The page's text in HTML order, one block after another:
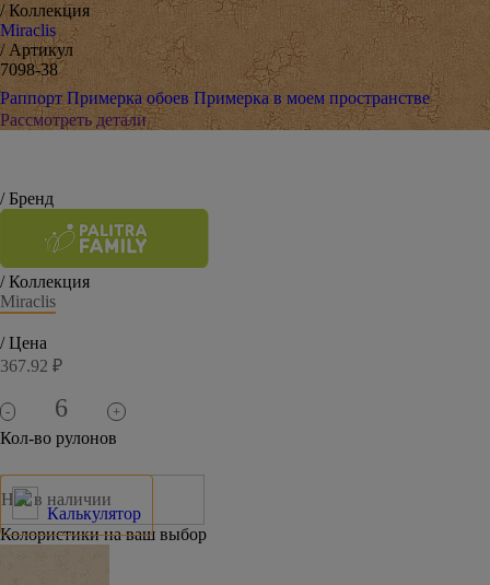
/ Коллекция
Miraclis
/ Артикул
7098-38
Раппорт Примерка обоев Примерка в моем пространстве
Рассмотреть детали
/ Бренд
/ Коллекция
Miraclis
/ Цена
367.92 ₽
- +
Кол-во рулонов
Калькулятор
Нет в наличии
Колористики на ваш выбор